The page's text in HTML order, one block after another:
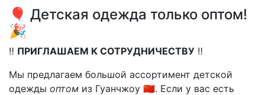
🎈 Детская одежда только оптом!
🎉
‼️ ПРИГЛАШАЕМ К СОТРУДНИЧЕСТВУ ‼️
Мы предлагаем большой ассортимент детской
одежды оптом из Гуанчжоу 🇨🇳. Если у вас есть